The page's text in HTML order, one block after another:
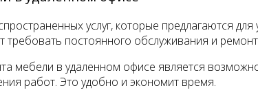
услуг, которые предлагаются
постоянного обслуживания и
мебели в удаленном офисе является
работ. Это удобно и экономит время.